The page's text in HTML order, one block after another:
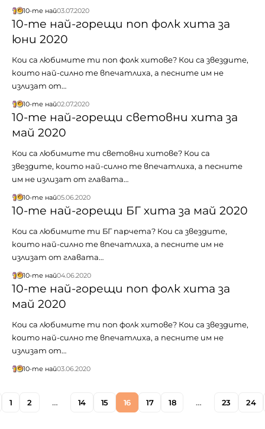
10-те най03.07.2020
10-те най-горещи поп фолк хита за
юни 2020
Кои са любимите ти поп фолк хитове? Кои са звездите,
които най-силно те впечатлиха, а песните им не
излизат от…
10-те най02.07.2020
10-те най-горещи световни хита за
май 2020
Кои са любимите ти световни хитове? Кои са
звездите, които най-силно те впечатлиха, а песните
им не излизат от главата…
10-те най05.06.2020
10-те най-горещи БГ хита за май 2020
Кои са любимите ти БГ парчета? Кои са звездите,
които най-силно те впечатлиха, а песните им не
излизат от главата…
10-те най04.06.2020
10-те най-горещи поп фолк хита за
май 2020
Кои са любимите ти поп фолк хитове? Кои са звездите,
които най-силно те впечатлиха, а песните им не
излизат от…
10-те най03.06.2020
1 2 … 14 15 16 17 18 … 23 24